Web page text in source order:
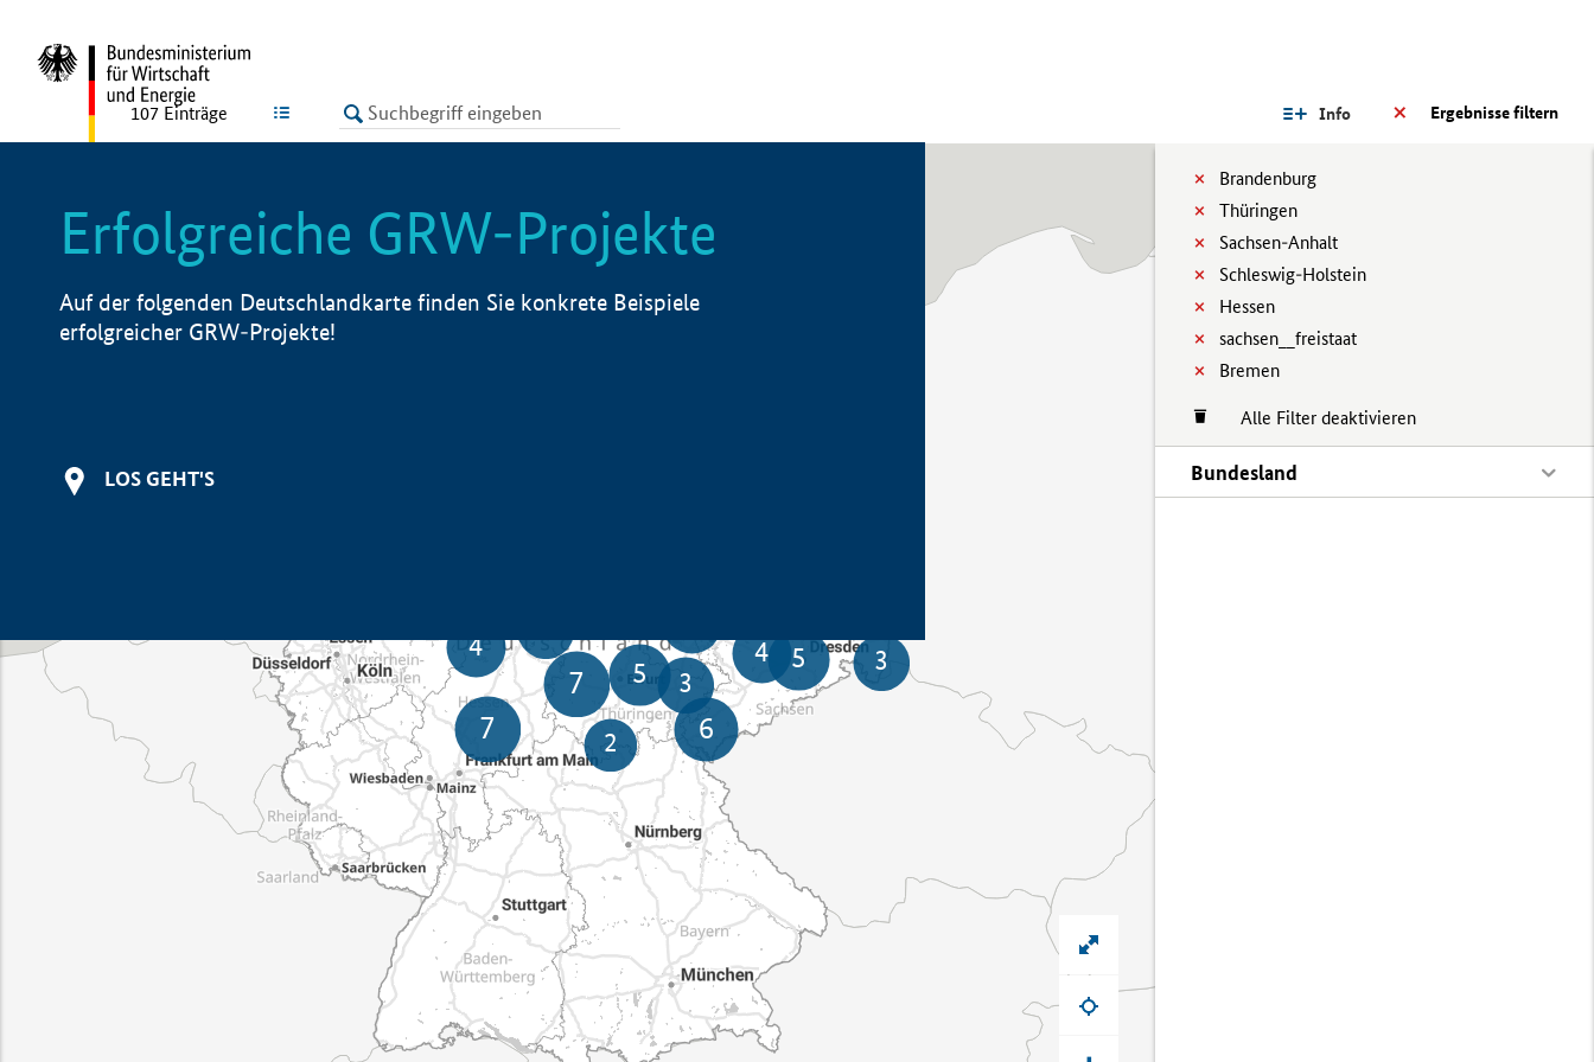
LISTE Ergebnisse filtern
Info
Brandenburg
Thüringen
Sachsen-Anhalt
Schleswig-Holstein
Hessen
sachsen__freistaat
Bremen
Alle Filter deaktivieren
Bundesland
107 Einträge
Erfolgreiche GRW-Projekte
Auf der folgenden Deutschlandkarte finden Sie konkrete Beispiele
erfolgreicher GRW-Projekte!
LOS GEHT'S